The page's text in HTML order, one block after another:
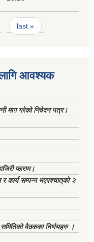
last »
आवश्यक
माग गरेको निवेदन पत्र।
फाराम।
र कार्य सम्पन्न भएपश्चात्‌को २
वैठकका निर्णयहरु ।